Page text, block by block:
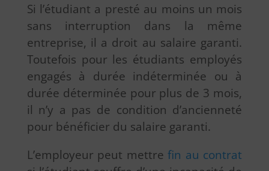
Si l’étudiant a presté au moins un mois
sans interruption dans la même
entreprise, il a droit au salaire garanti.
Toutefois pour les étudiants employés
engagés à durée indéterminée ou à
durée déterminée pour plus de 3 mois,
il n’y a pas de condition d’ancienneté
pour bénéficier du salaire garanti.
L’employeur peut mettrefin au contrat